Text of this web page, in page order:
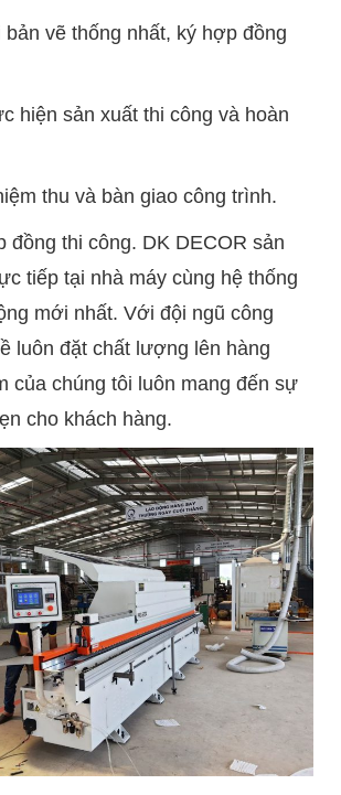
vẽ thống nhất, ký hợp đồng
hiện sản xuất thi công và hoàn
thu và bàn giao công trình.
đồng thi công. DK DECOR sản
tiếp tại nhà máy cùng hệ thống
mới nhất. Với đội ngũ công
luôn đặt chất lượng lên hàng
của chúng tôi luôn mang đến sự
cho khách hàng.